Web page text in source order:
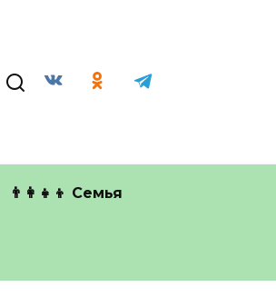
👨‍👩‍👧‍👦 Семья